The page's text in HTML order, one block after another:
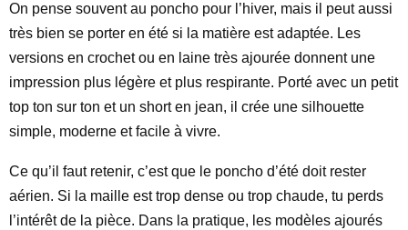
On pense souvent au poncho pour l’hiver, mais il peut aussi
très bien se porter en été si la matière est adaptée. Les
versions en crochet ou en laine très ajourée donnent une
impression plus légère et plus respirante. Porté avec un petit
top ton sur ton et un short en jean, il crée une silhouette
simple, moderne et facile à vivre.
Ce qu’il faut retenir, c’est que le poncho d’été doit rester
aérien. Si la maille est trop dense ou trop chaude, tu perds
l’intérêt de la pièce. Dans la pratique, les modèles ajourés